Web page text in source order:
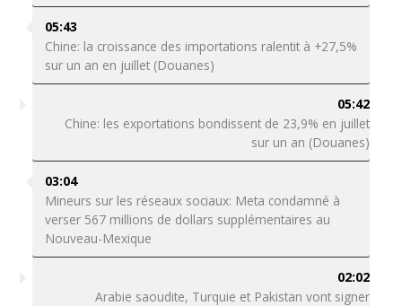
05:43
Chine: la croissance des importations ralentit à +27,5%
sur un an en juillet (Douanes)
05:42
Chine: les exportations bondissent de 23,9% en juillet
sur un an (Douanes)
03:04
Mineurs sur les réseaux sociaux: Meta condamné à
verser 567 millions de dollars supplémentaires au
Nouveau-Mexique
02:02
Arabie saoudite, Turquie et Pakistan vont signer